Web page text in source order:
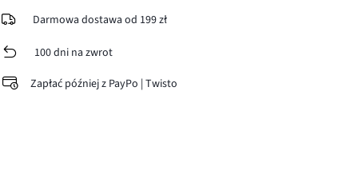
Darmowa dostawa od 199 zł
100 dni na zwrot
Zapłać później z PayPo | Twisto